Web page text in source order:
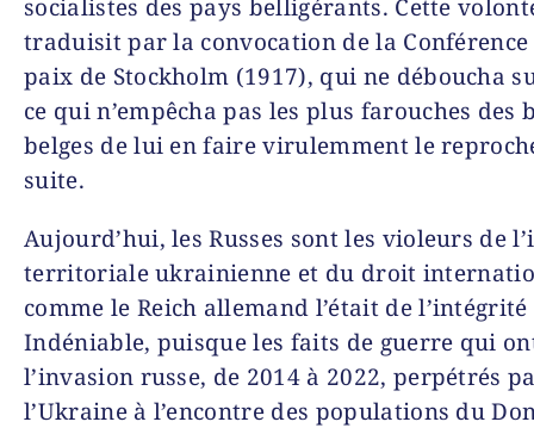
socialistes des pays belligérants. Cette
traduisit par la convocation de la
paix de Stockholm (1917), qui ne déboucha
ce qui n’empêcha pas les plus farouches des
belges de lui en faire virulemment le
suite.
Aujourd’hui, les Russes sont les violeurs de
territoriale ukrainienne et du droit
comme le Reich allemand l’était de l’intégrité
Indéniable, puisque les faits de guerre qui
l’invasion russe, de 2014 à 2022, perpétrés
l’Ukraine à l’encontre des populations du